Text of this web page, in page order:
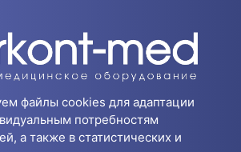
файлы cookies для адаптации
потребностям
а также в статистических и